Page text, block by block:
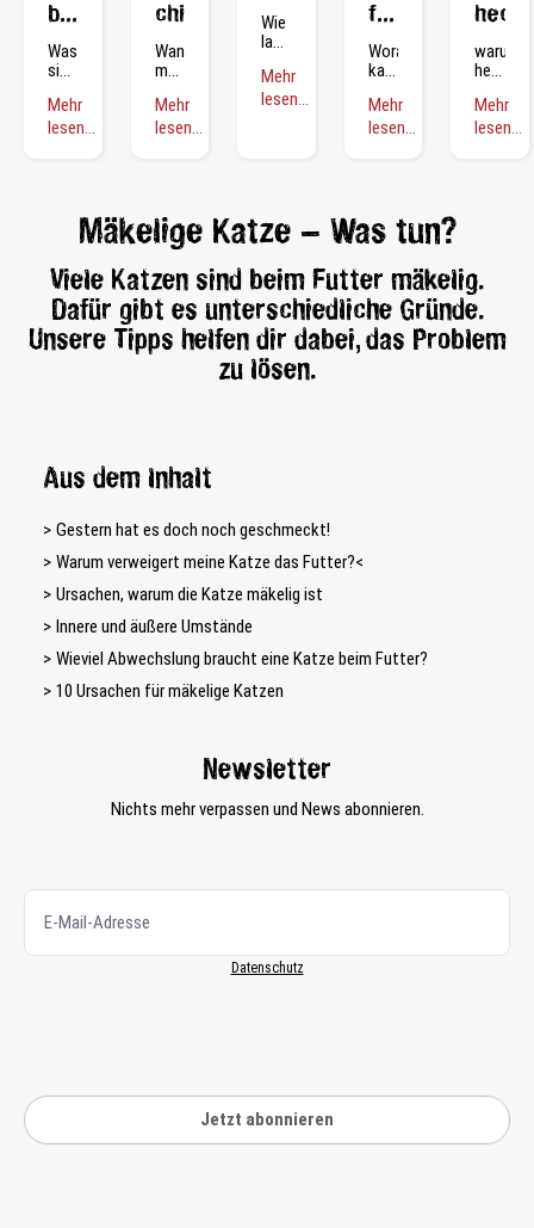
bei
Katzen
Was
sind
Mehr
lesen...
chippen
Wann
muss
Katze
gechippt
Mehr
lesen...
Wie
lange
es
Kittenfutter
Mehr
lesen...
frisst
nicht
Woran
kann
liegen?
Mehr
lesen...
warum
hecheln
Mehr
lesen...
Mäkelige Katze – Was tun?
Viele Katzen sind beim Futter mäkelig.
Dafür gibt es unterschiedliche Gründe.
Unsere Tipps helfen dir dabei, das Problem
zu lösen.
Aus dem Inhalt
Gestern hat es doch noch geschmeckt!
Warum verweigert meine Katze das Futter?<
Ursachen, warum die Katze mäkelig ist
Innere und äußere Umstände
Wieviel Abwechslung braucht eine Katze beim Futter?
10 Ursachen für mäkelige Katzen
Newsletter
Nichts mehr verpassen und News abonnieren.
Datenschutz
Jetzt abonnieren